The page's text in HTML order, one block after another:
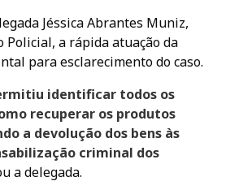
Jéssica Abrantes Muniz,
a rápida atuação da
para esclarecimento do caso.
identificar todos os
recuperar os produtos
a devolução dos bens às
criminal dos
a delegada.